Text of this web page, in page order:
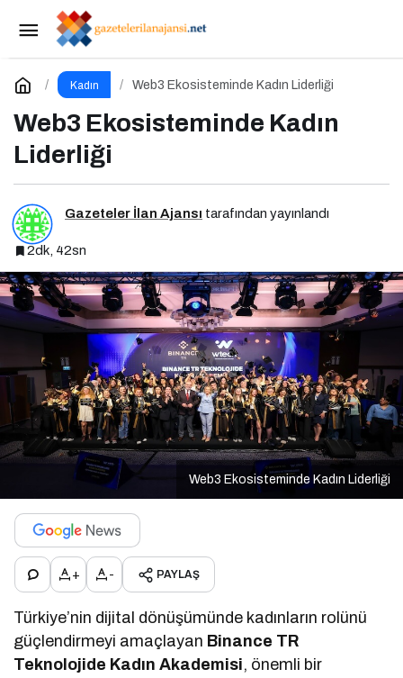
Kadın Web3 Ekosisteminde Kadın Liderliği
Web3 Ekosisteminde Kadın
Liderliği
Gazeteler İlan Ajansı tarafından yayınlandı
2dk, 42sn
Web3 Ekosisteminde Kadın Liderliği
+ - PAYLAŞ
Türkiye’nin dijital dönüşümünde kadınların rolünü
güçlendirmeyi amaçlayan Binance TR
Teknolojide Kadın Akademisi, önemli bir
Menopoz Yönetiminde Modern Bakış Açısı
Yorum Yap